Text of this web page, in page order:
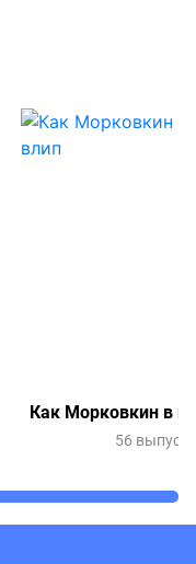
Как Морковкин в
56